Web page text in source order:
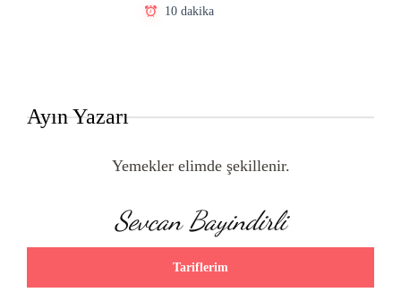
10 dakika
Ayın Yazarı
Yemekler elimde şekillenir.
Sevcan Bayindirli
Tariflerim